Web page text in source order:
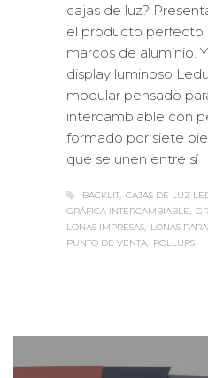
cajas de luz?
el producto perfecto
marcos de aluminio.
display luminoso
modular pensado
intercambiable con
formado por siete
que se unen entre sí
BACKLIT CAJAS DE LUZ
GRÁFICA INTERCAMBIABLE
LONAS IMPRESAS
LONAS
PUNTO DE VENTA
ROLLUPS